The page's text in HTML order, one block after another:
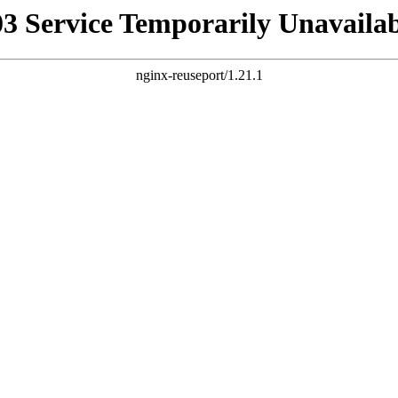
Service Temporarily
nginx-reuseport/1.21.1